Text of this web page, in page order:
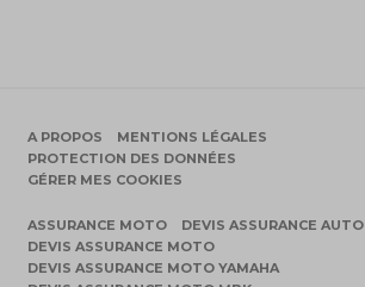
A PROPOS
MENTIONS LÉGALES
PROTECTION DES DONNÉES
GÉRER MES COOKIES
ASSURANCE MOTO
DEVIS ASSURANCE AUTO
DEVIS ASSURANCE MOTO
DEVIS ASSURANCE MOTO YAMAHA